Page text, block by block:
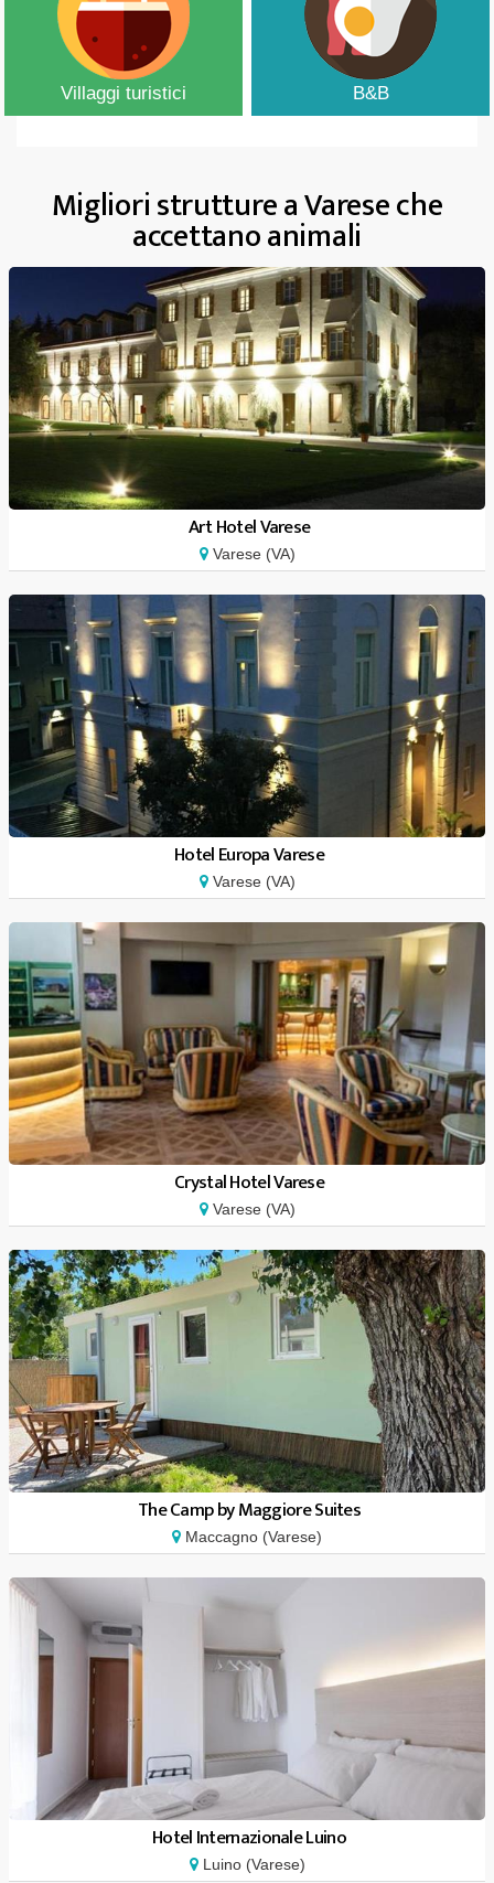
Villaggi turistici B&B
Migliori strutture a Varese che
accettano animali
Art Hotel Varese
Varese (VA)
Hotel Europa Varese
Varese (VA)
Crystal Hotel Varese
Varese (VA)
The Camp by Maggiore Suites
Maccagno (Varese)
Hotel Internazionale Luino
Luino (Varese)